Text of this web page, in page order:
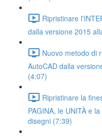
Ripristinare
dalla versione 2015
Nuovo metodo di
AutoCAD dalla
(4:07)
Ripristinare la
PAGINA, le UNITÀ e
disegni (7:39)